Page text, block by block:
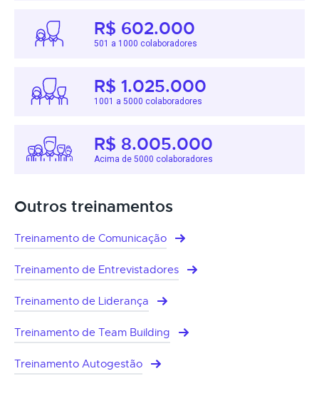
R$ 602.000
501 a 1000 colaboradores
R$ 1.025.000
1001 a 5000 colaboradores
R$ 8.005.000
Acima de 5000 colaboradores
Outros treinamentos
Treinamento de Comunicação
Treinamento de Entrevistadores
Treinamento de Liderança
Treinamento de Team Building
Treinamento Autogestão